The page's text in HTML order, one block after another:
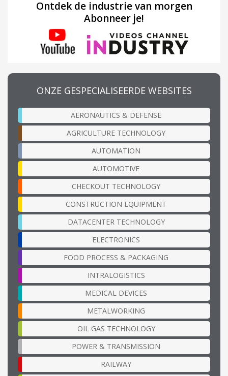
Ontdek de industrie van morgen
Abonneer je!
ONZE GESPECIALISEERDE WEBSITES
AERONAUTICS & DEFENSE
AGRICULTURE TECHNOLOGY
AUTOMATION
AUTOMOTIVE
CHECKOUT TECHNOLOGY
CONSTRUCTION EQUIPMENT
DATACENTER TECHNOLOGY
ELECTRONICS
FOOD PROCESS & PACKAGING
INTRALOGISTICS
MEDICAL DEVICES
METALWORKING
OIL GAS TECHNOLOGY
POWER & TRANSMISSION
RAILWAY